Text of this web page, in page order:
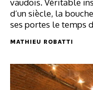
vaudois. Véritable
d’un siècle, la
ses portes le temps
MATHIEU ROBATTI